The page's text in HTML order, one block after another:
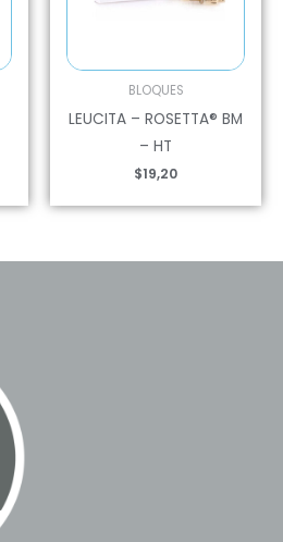
BLOQUES
LEUCITA – ROSETTA® BM
– HT
$19,20